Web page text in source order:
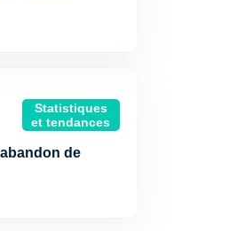
Statistiques
et tendances
de